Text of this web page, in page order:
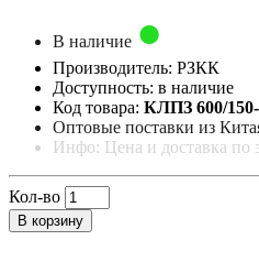
В наличие
Производитель: РЗКК
Доступность: в наличие
Код товара: КЛПЗ 600/
Оптовые поставки из
Инфо: Цена и доставка по
Кол-во
В корзину